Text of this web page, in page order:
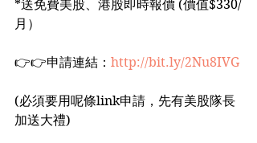
*送免費美股、港股即時報價 (價值$330/
月）
👉👉申請連結： http://bit.ly/2Nu8IVG
(必須要用呢條link申請，先有美股隊長
加送大禮)